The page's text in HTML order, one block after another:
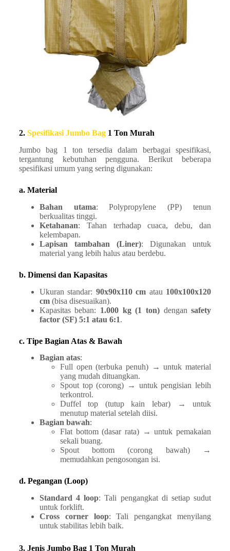
2. Spesifikasi Jumbo Bag1 Ton Murah
Jumbo bag 1 ton tersedia dalam berbagai spesifikasi,
tergantung kebutuhan pengguna. Berikut beberapa
spesifikasi umum yang sering digunakan:
a. Material
Bahan utama: Polypropylene (PP) tenun
berkualitas tinggi.
Ketahanan: Tahan terhadap cuaca, debu, dan
kelembapan.
Lapisan tambahan (Liner): Digunakan untuk
material yang lebih halus atau berdebu.
b. Dimensi dan Kapasitas
Ukuran standar: 90x90x110 cm atau 100x100x120
cm(bisa disesuaikan).
Kapasitas beban: 1.000 kg (1 ton)dengansafety
factor (SF) 5:1 atau 6:1.
c. Tipe Bagian Atas & Bawah
Bagian atas:
Full open (terbuka penuh) → untuk material
yang mudah dituangkan.
Spout top (corong) → untuk pengisian lebih
terkontrol.
Duffel top (tutup kain lebar) → untuk
menutup material setelah diisi.
Bagian bawah:
Flat bottom (dasar rata) → untuk pemakaian
sekali buang.
Spout bottom (corong bawah) →
memudahkan pengosongan isi.
d. Pegangan (Loop)
Standard 4 loop: Tali pengangkat di setiap sudut
untuk forklift.
Cross corner loop: Tali pengangkat menyilang
untuk stabilitas lebih baik.
3. Jenis Jumbo Bag 1 Ton Murah